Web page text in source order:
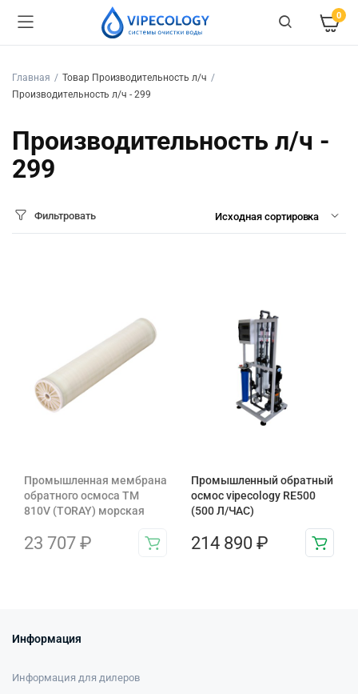
0
Главная
Товар Производительность л/ч
Производительность л/ч - 299
Производительность л/ч -
299
Фильтровать
Промышленная мембрана
обратного осмоса TM
810V (TORAY) морская
23 707 ₽
Промышленный обратный
осмос vipecology RE500
(500 Л/ЧАС)
214 890 ₽
Информация
Информация для дилеров